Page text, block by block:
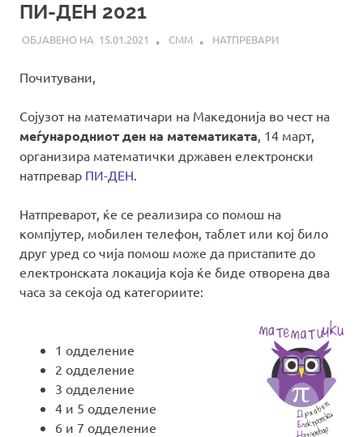
ПИ-ДЕН 2021
15.01.2021 СММ НАТПРЕВАРИ
Почитувани,
Сојузот на математичари на Македонија во чест на
меѓународниот ден на математиката , 14 март,
организира математички државен електронски
натпревар ПИ-ДЕН
Натпреварот, ќе се реализира со помош на
компјутер, мобилен телефон, таблет или кој било
друг уред со чија помош може да пристапите до
електронската локација која ќе биде отворена два
часа за секоја од категориите:
1 одделение
2 одделение
3 одделение
4 и 5 одделение
6 и 7 одделение